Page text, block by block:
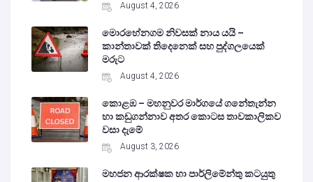
August 4, 2026
මොරහේනගම නිවසක් නාය යයි –
කාන්තාවක් තිදෙනෙක් සහ පුද්ගලයෙක්
මරුට
August 4, 2026
කොළඹ – මහනුවර මාර්ගයේ ගනේතැන්න
හා කඩුගන්නාව අතර කොටස තාවකාලිකව
වසා දැමේ
August 3, 2026
මහජන ආරක්ෂක හා පාර්ලිමේන්තු කටයුතු